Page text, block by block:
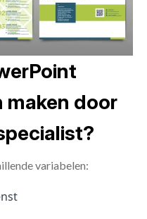
maken door
variabelen: